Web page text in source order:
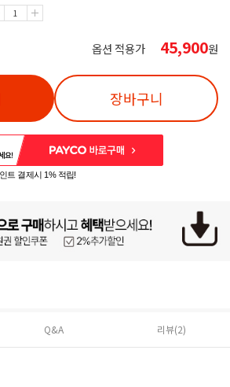
옵션 적용가 45,900원
장바구니
트 결제시 1% 적립!
Q&A 리뷰(2)